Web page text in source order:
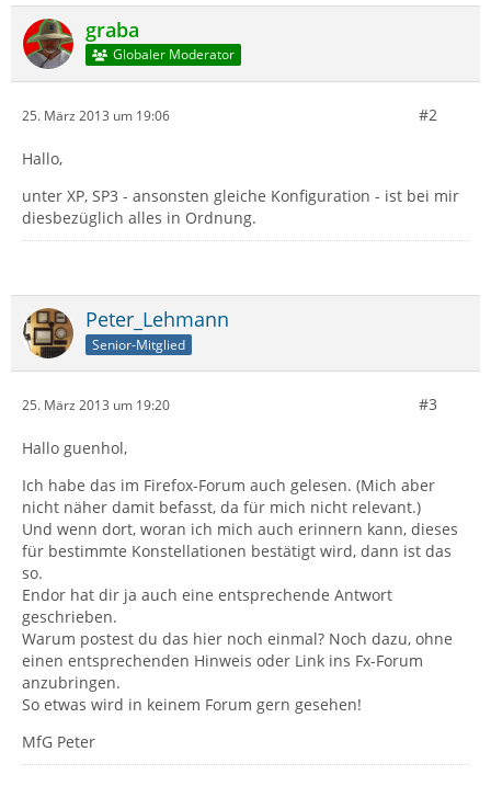
graba
Globaler Moderator
25. März 2013 um 19:06 #2
Hallo,
unter XP, SP3 - ansonsten gleiche Konfiguration - ist bei mir
diesbezüglich alles in Ordnung.
Peter_Lehmann
Senior-Mitglied
25. März 2013 um 19:20 #3
Hallo guenhol,
Ich habe das im Firefox-Forum auch gelesen. (Mich aber
nicht näher damit befasst, da für mich nicht relevant.)
Und wenn dort, woran ich mich auch erinnern kann, dieses
für bestimmte Konstellationen bestätigt wird, dann ist das
so.
Endor hat dir ja auch eine entsprechende Antwort
geschrieben.
Warum postest du das hier noch einmal? Noch dazu, ohne
einen entsprechenden Hinweis oder Link ins Fx-Forum
anzubringen.
So etwas wird in keinem Forum gern gesehen!
MfG Peter